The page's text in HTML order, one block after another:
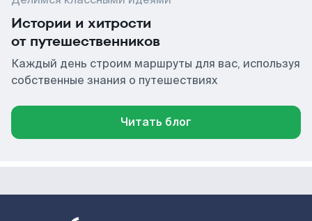
Истории и хитрости
от путешественников
Каждый день строим маршруты для вас, используя
собственные знания о путешествиях
Читать блог